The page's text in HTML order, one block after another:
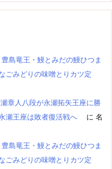
島竜王・鰻とみだの鰻ひつま
みどりの味噌とりカツ定
章人八段が永瀬拓矢王座に勝
瀬王座は敗者復活戦へ
に 名
島竜王・鰻とみだの鰻ひつま
みどりの味噌とりカツ定